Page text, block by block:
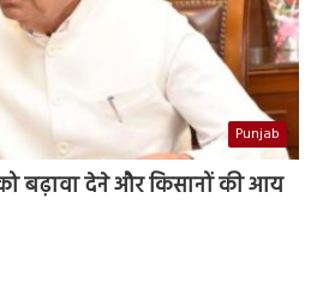
Punjab
बढ़ावा देने और किसानों की आय